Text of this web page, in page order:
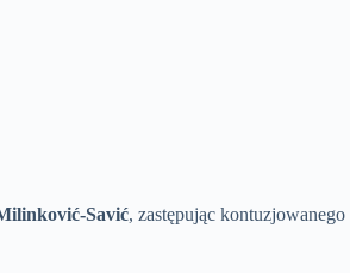
Savić, zastępując kontuzjowanego